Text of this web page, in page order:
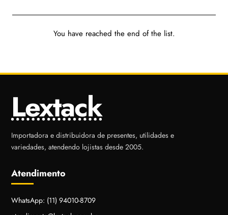
You have reached the end of the list.
Atendimento
WhatsApp: (11) 94010-8709
Lextack
Importadora e distribuidora de presentes, utilidades e
variedades, atendendo lojistas desde 2005.